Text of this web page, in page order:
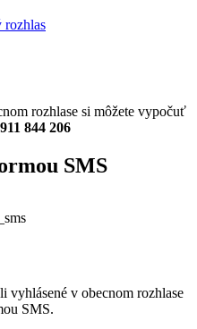
rozhlase si môžete vypočuť
844 206
SMS
vyhlásené v obecnom rozhlase
SMS.